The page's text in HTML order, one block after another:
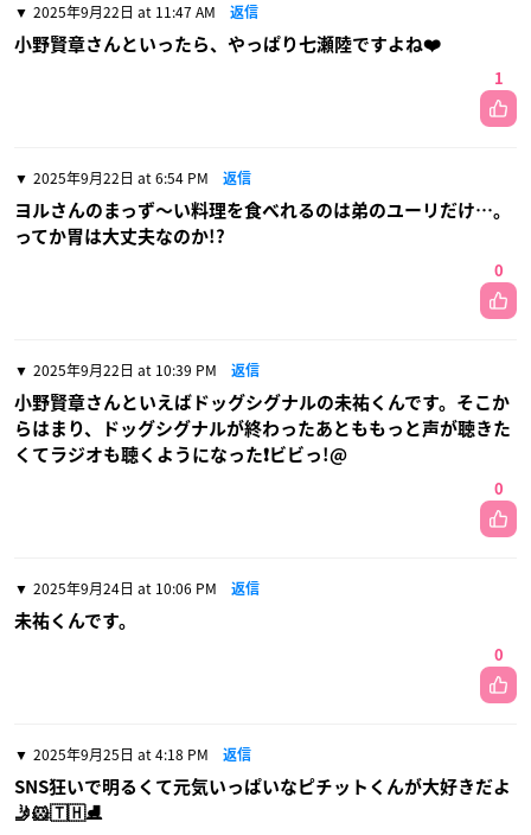
2025年9月22日 at 11:47 AM 返信
小野賢章さんといったら、やっぱり七瀬陸ですよね❤️
1
2025年9月22日 at 6:54 PM 返信
ヨルさんのまっず〜い料理を食べれるのは弟のユーリだけ…。
ってか胃は大丈夫なのか!?
0
2025年9月22日 at 10:39 PM 返信
小野賢章さんといえばドッグシグナルの未祐くんです。そこか
らはまり、ドッグシグナルが終わったあとももっと声が聴きた
くてラジオも聴くようになった❗ビビっ!@
0
2025年9月24日 at 10:06 PM 返信
未祐くんです。
0
2025年9月25日 at 4:18 PM 返信
SNS狂いで明るくて元気いっぱいなピチットくんが大好きだよ
🤳🐹🇹🇭⛸️